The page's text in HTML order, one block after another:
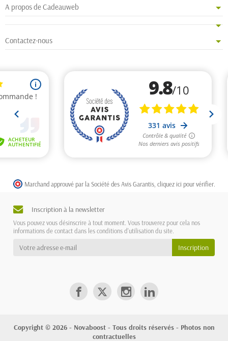
A propos de Cadeauweb
Contactez-nous
Marchand approuvé par la Société des Avis Garantis, cliquez ici pour vérifier
Inscription à la newsletter
Vous pouvez vous désinscrire à tout moment. Vous trouverez pour cela nos
informations de contact dans les conditions d'utilisation du site.
Copyright © 2026 - Novaboost - Tous droits réservés - Photos non
contractuelles